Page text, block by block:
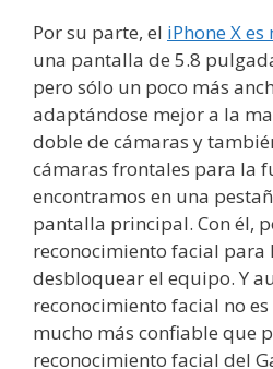
Por su parte, el iPhone X
una pantalla de 5.8
pero sólo un poco más
adaptándose mejor a la
doble de cámaras y
cámaras frontales para la
encontramos en una
pantalla principal. Con él,
reconocimiento facial para
desbloquear el equipo. Y
reconocimiento facial no es
mucho más confiable que
reconocimiento facial del